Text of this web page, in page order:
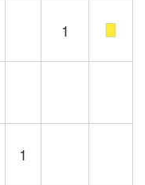
1
1